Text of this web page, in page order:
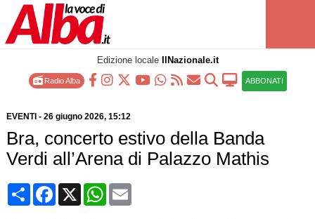
Edizione locale IlNazionale.it
Radio Alba ABBONATI
EVENTI - 26 giugno 2026, 15:12
Bra, concerto estivo della Banda
Verdi all’Arena di Palazzo Mathis
CondividiFacebook
X WhatsApp
Email